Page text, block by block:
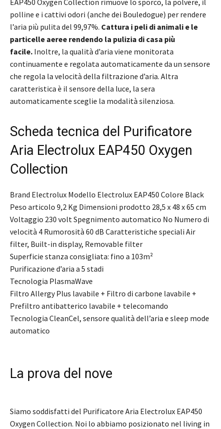
EAP450 Oxygen Collection rimuove lo sporco, la polvere, il
polline e i cattivi odori (anche dei Bouledogue) per rendere
l’aria più pulita del 99,97%. Cattura i peli di animali e le
particelle aeree rendendo la pulizia di casa più
facile. Inoltre, la qualità d’aria viene monitorata
continuamente e regolata automaticamente da un sensore
che regola la velocità della filtrazione d’aria. Altra
caratteristica è il sensore della luce, la sera
automaticamente sceglie la modalità silenziosa.
Scheda tecnica del Purificatore
Aria Electrolux EAP450 Oxygen
Collection
Brand Electrolux Modello Electrolux EAP450 Colore Black
Peso articolo 9,2 Kg Dimensioni prodotto 28,5 x 48 x 65 cm
Voltaggio 230 volt Spegnimento automatico No Numero di
velocità 4 Rumorosità 60 dB Caratteristiche speciali Air
filter, Built-in display, Removable filter
Superficie stanza consigliata: fino a 103m²
Purificazione d’aria a 5 stadi
Tecnologia PlasmaWave
Filtro Allergy Plus lavabile + Filtro di carbone lavabile +
Prefiltro antibatterico lavabile + telecomando
Tecnologia CleanCel, sensore qualità dell’aria e sleep mode
automatico
La prova del nove
Siamo soddisfatti del Purificatore Aria Electrolux EAP450
Oxygen Collection. Noi lo abbiamo posizionato nel living in